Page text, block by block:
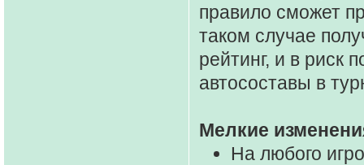
правило сможет
таком случае
рейтинг, и в риск
автосоставы в
Мелкие
На любого